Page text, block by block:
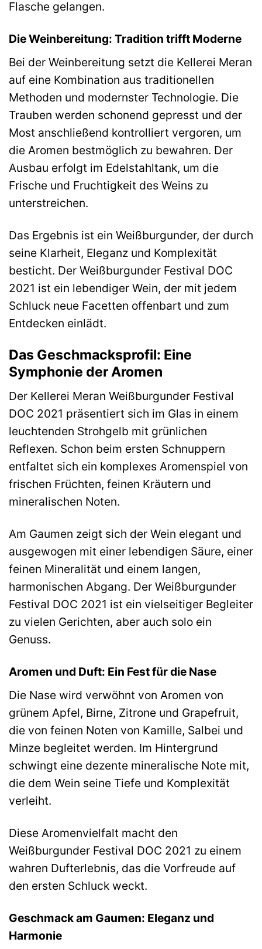
Flasche gelangen.
Die Weinbereitung: Tradition trifft Moderne
Bei der Weinbereitung setzt die Kellerei Meran
auf eine Kombination aus traditionellen
Methoden und modernster Technologie. Die
Trauben werden schonend gepresst und der
Most anschließend kontrolliert vergoren, um
die Aromen bestmöglich zu bewahren. Der
Ausbau erfolgt im Edelstahltank, um die
Frische und Fruchtigkeit des Weins zu
unterstreichen.
Das Ergebnis ist ein Weißburgunder, der durch
seine Klarheit, Eleganz und Komplexität
besticht. Der Weißburgunder Festival DOC
2021 ist ein lebendiger Wein, der mit jedem
Schluck neue Facetten offenbart und zum
Entdecken einlädt.
Das Geschmacksprofil: Eine
Symphonie der Aromen
Der Kellerei Meran Weißburgunder Festival
DOC 2021 präsentiert sich im Glas in einem
leuchtenden Strohgelb mit grünlichen
Reflexen. Schon beim ersten Schnuppern
entfaltet sich ein komplexes Aromenspiel von
frischen Früchten, feinen Kräutern und
mineralischen Noten.
Am Gaumen zeigt sich der Wein elegant und
ausgewogen mit einer lebendigen Säure, einer
feinen Mineralität und einem langen,
harmonischen Abgang. Der Weißburgunder
Festival DOC 2021 ist ein vielseitiger Begleiter
zu vielen Gerichten, aber auch solo ein
Genuss.
Aromen und Duft: Ein Fest für die Nase
Die Nase wird verwöhnt von Aromen von
grünem Apfel, Birne, Zitrone und Grapefruit,
die von feinen Noten von Kamille, Salbei und
Minze begleitet werden. Im Hintergrund
schwingt eine dezente mineralische Note mit,
die dem Wein seine Tiefe und Komplexität
verleiht.
Diese Aromenvielfalt macht den
Weißburgunder Festival DOC 2021 zu einem
wahren Dufterlebnis, das die Vorfreude auf
den ersten Schluck weckt.
Geschmack am Gaumen: Eleganz und
Harmonie